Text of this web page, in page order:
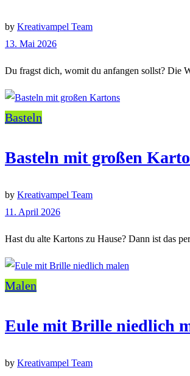
by Kreativampel Team
13. Mai 2026
Du fragst dich, womit du anfangen sollst? Die
Basteln
Basteln mit großen
by Kreativampel Team
11. April 2026
Hast du alte Kartons zu Hause? Dann ist das
Malen
Eule mit Brille niedlich
by Kreativampel Team